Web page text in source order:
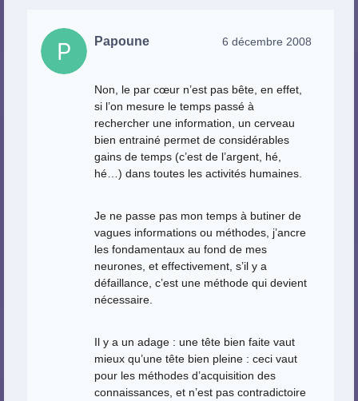
Papoune 6 décembre 2008
Non, le par cœur n’est pas bête, en effet,
si l’on mesure le temps passé à
rechercher une information, un cerveau
bien entrainé permet de considérables
gains de temps (c’est de l’argent, hé,
hé…) dans toutes les activités humaines.
Je ne passe pas mon temps à butiner de
vagues informations ou méthodes, j’ancre
les fondamentaux au fond de mes
neurones, et effectivement, s’il y a
défaillance, c’est une méthode qui devient
nécessaire.
Il y a un adage : une tête bien faite vaut
mieux qu’une tête bien pleine : ceci vaut
pour les méthodes d’acquisition des
connaissances, et n’est pas contradictoire